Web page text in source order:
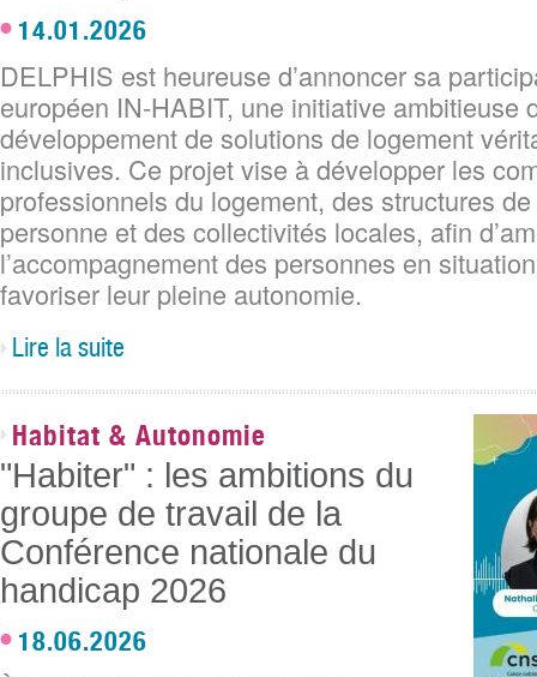
14.01.2026
DELPHIS est heureuse d’annoncer sa
européen IN‑HABIT, une initiative ambitieuse
développement de solutions de logement
inclusives. Ce projet vise à développer les
professionnels du logement, des structures
personne et des collectivités locales, afin
l’accompagnement des personnes en
favoriser leur pleine autonomie.
Lire la suite
Habitat & Autonomie
"Habiter" : les ambitions du
groupe de travail de la
Conférence nationale du
handicap 2026
18.06.2026